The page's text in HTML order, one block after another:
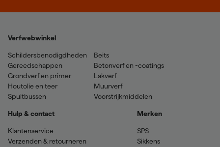
Verfwebwinkel
Schildersbenodigdheden
Gereedschappen
Grondverf en primer
Houtolie en teer
Spuitbussen
Beits
Betonverf en -coatings
Lakverf
Muurverf
Voorstrijkmiddelen
Hulp & contact
Klantenservice
Verzenden & retourneren
Merken
SPS
Sikkens